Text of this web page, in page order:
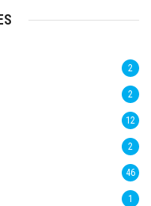
2
2
12
2
46
1